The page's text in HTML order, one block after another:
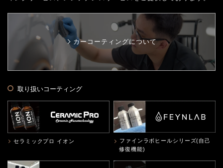
カーコーティングについて
取り扱いコーティング
セラミックプロ イオン
ファインラボヒールシリーズ(自己
修復機能)